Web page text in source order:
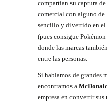
compartían su captura
comercial con alguno
sencillo y divertido en el
(pues consigue
donde las marcas
entre las personas.
Si hablamos de grandes
encontramos a
empresa en convertir sus